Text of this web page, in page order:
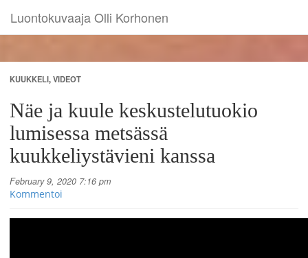
Luontokuvaaja Olli Korhonen
KUUKKELI,VIDEOT
Näe ja kuule keskustelutuokio
lumisessa metsässä
kuukkeliystävieni kanssa
February 9, 2020 7:16 pm
Kommentoi